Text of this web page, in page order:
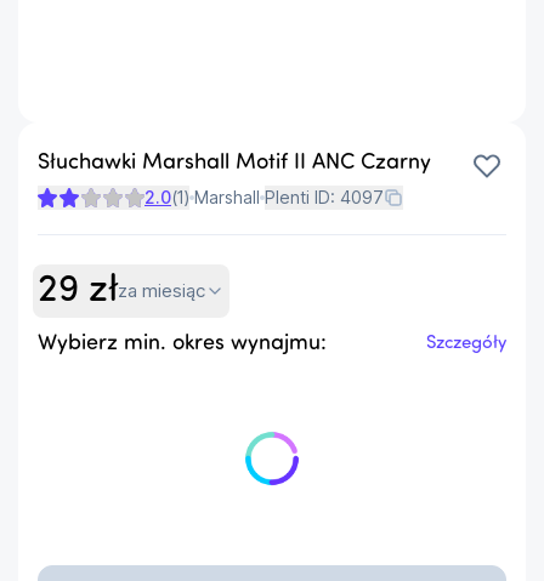
Słuchawki Marshall Motif II ANC Czarny
2.0(1) Marshall Plenti ID: 4097
29 złza miesiąc
Wybierz min. okres wynajmu: Szczegóły